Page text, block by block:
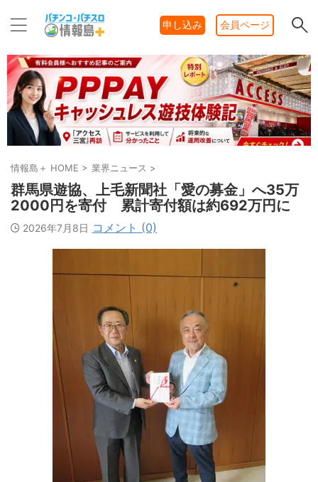
申し込み 会員ページ
情報島＋ HOME > 業界ニュース >
群馬県遊協、上毛新聞社「愛の募金」へ35万
2000円を寄付 累計寄付額は約692万円に
2026年7月8日 コメント (0)